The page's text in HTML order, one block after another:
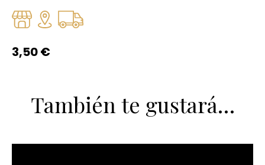
3,50€
También te gustará…